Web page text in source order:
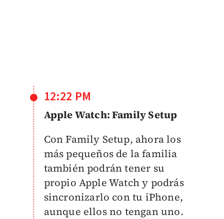
12:22 PM
Apple Watch: Family Setup
Con Family Setup, ahora los
más pequeños de la familia
también podrán tener su
propio Apple Watch y podrás
sincronizarlo con tu iPhone,
aunque ellos no tengan uno. ​